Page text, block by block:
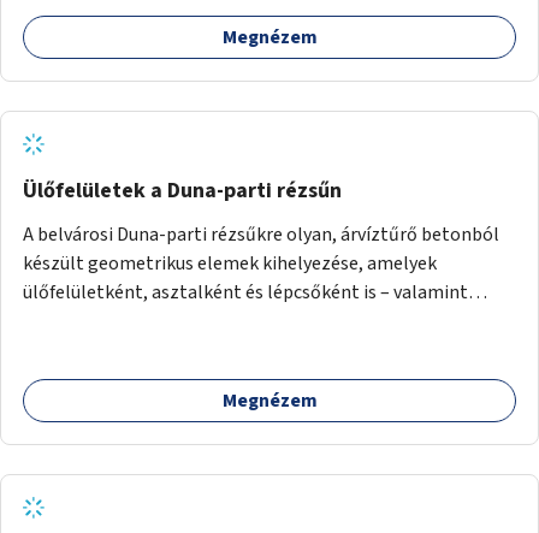
Megnézem
Ülőfelületek a Duna-parti rézsűn
A belvárosi Duna-parti rézsűkre olyan, árvíztűrő betonból
készült geometrikus elemek kihelyezése, amelyek
ülőfelületként, asztalként és lépcsőként is – valamint
Megnézem